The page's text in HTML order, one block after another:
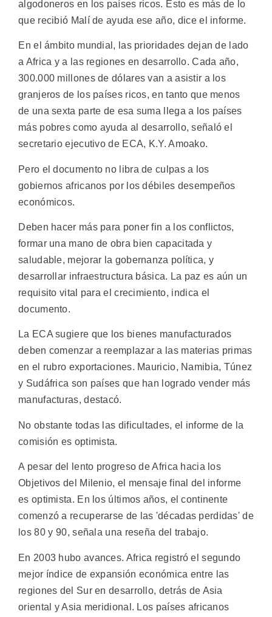
algodoneros en los países ricos. Esto es más de lo
que recibió Malí de ayuda ese año, dice el informe.
En el ámbito mundial, las prioridades dejan de lado
a Africa y a las regiones en desarrollo. Cada año,
300.000 millones de dólares van a asistir a los
granjeros de los países ricos, en tanto que menos
de una sexta parte de esa suma llega a los países
más pobres como ayuda al desarrollo, señaló el
secretario ejecutivo de ECA, K.Y. Amoako.
Pero el documento no libra de culpas a los
gobiernos africanos por los débiles desempeños
económicos.
Deben hacer más para poner fin a los conflictos,
formar una mano de obra bien capacitada y
saludable, mejorar la gobernanza política, y
desarrollar infraestructura básica. La paz es aún un
requisito vital para el crecimiento, indica el
documento.
La ECA sugiere que los bienes manufacturados
deben comenzar a reemplazar a las materias primas
en el rubro exportaciones. Mauricio, Namibia, Túnez
y Sudáfrica son países que han logrado vender más
manufacturas, destacó.
No obstante todas las dificultades, el informe de la
comisión es optimista.
A pesar del lento progreso de Africa hacia los
Objetivos del Milenio, el mensaje final del informe
es optimista. En los últimos años, el continente
comenzó a recuperarse de las 'décadas perdidas' de
los 80 y 90, señala una reseña del trabajo.
En 2003 hubo avances. Africa registró el segundo
mejor índice de expansión económica entre las
regiones del Sur en desarrollo, detrás de Asia
oriental y Asia meridional. Los países africanos